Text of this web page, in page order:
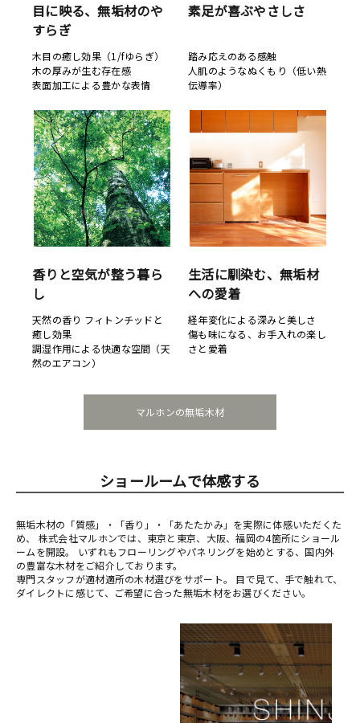
目に映る、無垢材のや
すらぎ
木目の癒し効果（1/fゆらぎ）
木の厚みが生む存在感
表面加工による豊かな表情
素足が喜ぶやさしさ
踏み応えのある感触
人肌のようなぬくもり（低い熱
伝導率）
香りと空気が整う暮ら
し
天然の香り フィトンチッドと
癒し効果
調湿作用による快適な空間（天
然のエアコン）
生活に馴染む、無垢材
への愛着
経年変化による深みと美しさ
傷も味になる、お手入れの楽し
さと愛着
マルホンの無垢木材
ショールームで体感する
無垢木材の「質感」・「香り」・「あたたかみ」を実際に体感いただくた
め、 株式会社マルホンでは、東京と東京、大阪、福岡の4箇所にショール
ームを開設。 いずれもフローリングやパネリングを始めとする、国内外
の豊富な木材をご紹介しております。
専門スタッフが適材適所の木材選びをサポート。 目で見て、手で触れて、
ダイレクトに感じて、ご希望に合った無垢木材をお選びください。